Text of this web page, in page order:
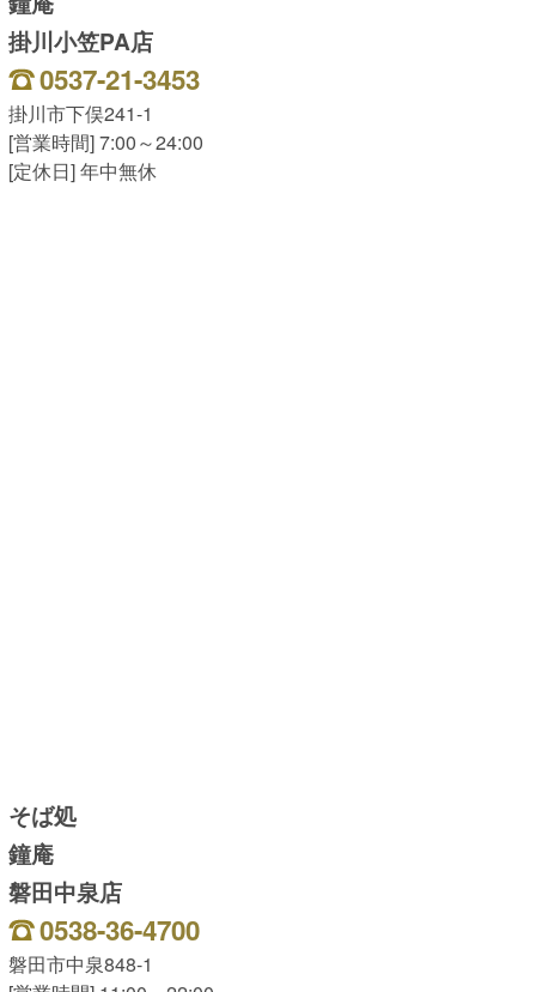
掛川小笠PA店
0537-21-3453
掛川市下俣241-1
[営業時間] 7:00～24:00
[定休日] 年中無休
そば処
鐘庵
磐田中泉店
0538-36-4700
磐田市中泉848-1